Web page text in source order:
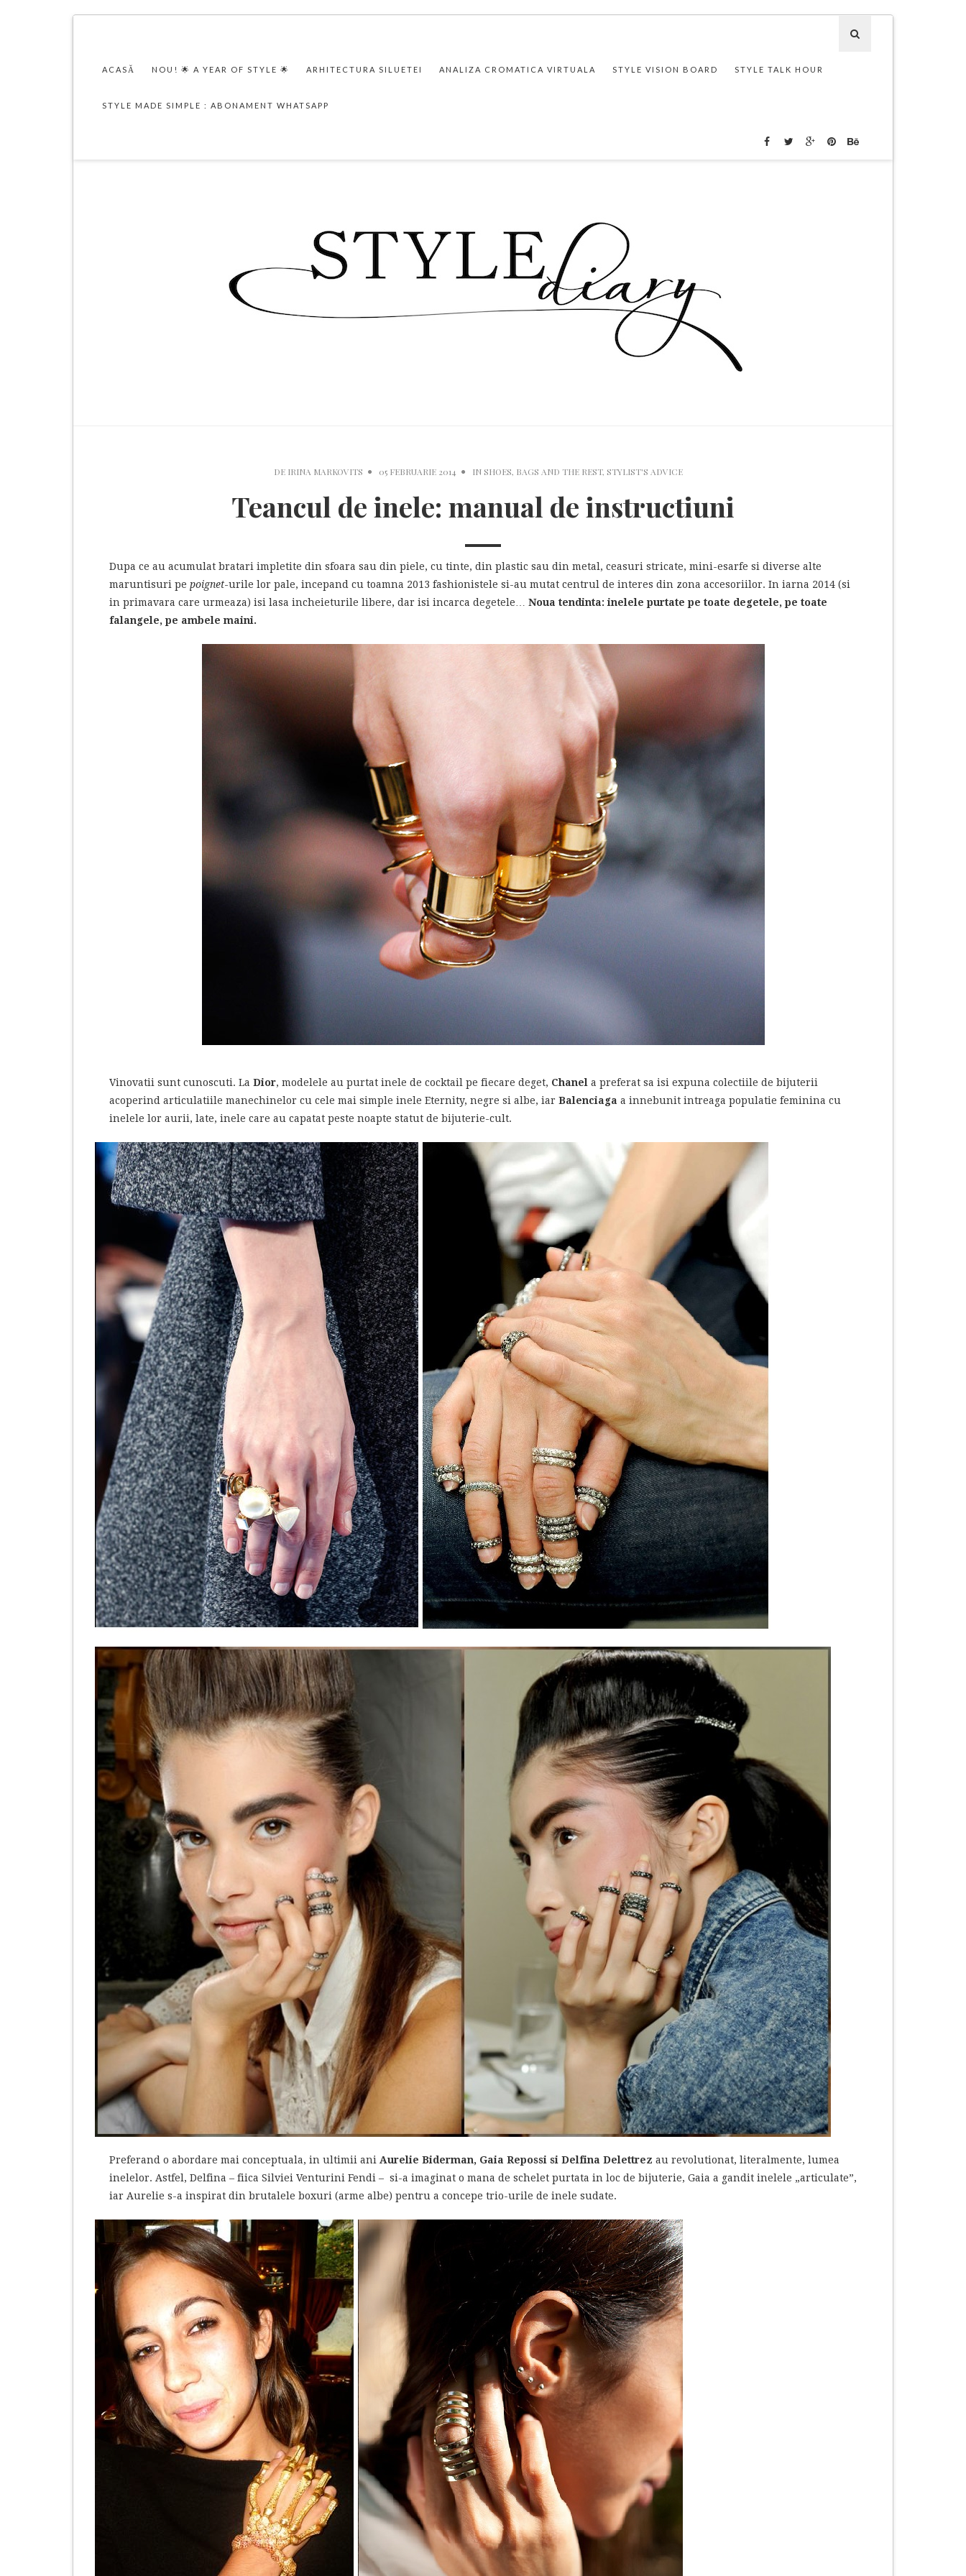
ACASĂ NOU! 🌟 A YEAR OF STYLE 🌟 ARHITECTURA SILUETEI ANALIZA CROMATICA VIRTUALA STYLE VISION BOARD STYLE TALK HOUR
STYLE MADE SIMPLE : ABONAMENT WHATSAPP
DE IRINA MARKOVITS 05 FEBRUARIE 2014 IN SHOES, BAGS AND THE REST, STYLIST'S ADVICE
Teancul de inele: manual de instructiuni
Dupa ce au acumulat bratari impletite din sfoara sau din piele, cu tinte, din plastic sau din metal, ceasuri stricate, mini-esarfe si diverse alte
maruntisuri pe poignet-urile lor pale, incepand cu toamna 2013 fashionistele si-au mutat centrul de interes din zona accesoriilor. In iarna 2014 (si
in primavara care urmeaza) isi lasa incheieturile libere, dar isi incarca degetele… Noua tendinta: inelele purtate pe toate degetele, pe toate
falangele, pe ambele maini.
Vinovatii sunt cunoscuti. La Dior, modelele au purtat inele de cocktail pe fiecare deget, Chanel a preferat sa isi expuna colectiile de bijuterii
acoperind articulatiile manechinelor cu cele mai simple inele Eternity, negre si albe, iar Balenciaga a innebunit intreaga populatie feminina cu
inelele lor aurii, late, inele care au capatat peste noapte statut de bijuterie-cult.
Preferand o abordare mai conceptuala, in ultimii ani Aurelie Biderman, Gaia Repossi si Delfina Delettrez au revolutionat, literalmente, lumea
inelelor. Astfel, Delfina – fiica Silviei Venturini Fendi – si-a imaginat o mana de schelet purtata in loc de bijuterie, Gaia a gandit inelele „articulate”,
iar Aurelie s-a inspirat din brutalele boxuri (arme albe) pentru a concepe trio-urile de inele sudate.